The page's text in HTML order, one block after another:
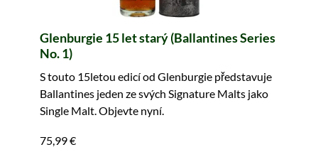
Glenburgie 15 let starý (Ballantines Series
No. 1)
S touto 15letou edicí od Glenburgie představuje
Ballantines jeden ze svých Signature Malts jako
Single Malt. Objevte nyní.
75,99 €